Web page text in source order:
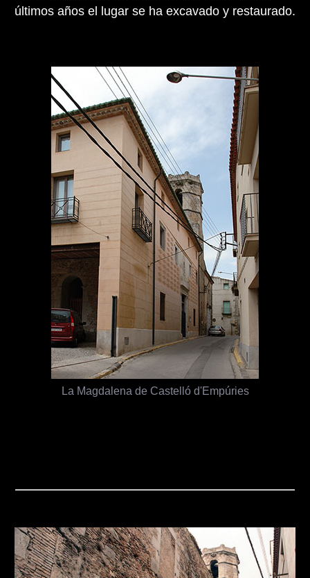
últimos años el lugar se ha excavado y restaurado.
La Magdalena de Castelló d'Empúries